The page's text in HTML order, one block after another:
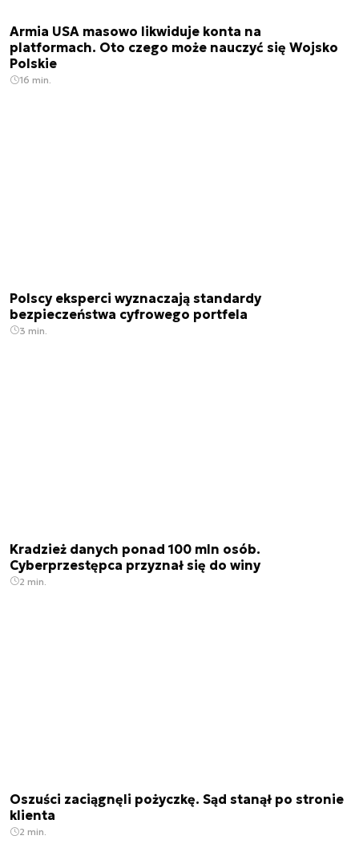
Armia USA masowo likwiduje konta na
platformach. Oto czego może nauczyć się Wojsko
Polskie
16 min.
Polscy eksperci wyznaczają standardy
bezpieczeństwa cyfrowego portfela
3 min.
Kradzież danych ponad 100 mln osób.
Cyberprzestępca przyznał się do winy
2 min.
Oszuści zaciągnęli pożyczkę. Sąd stanął po stronie
klienta
2 min.